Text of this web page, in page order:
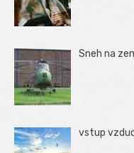
Sneh na
vstup